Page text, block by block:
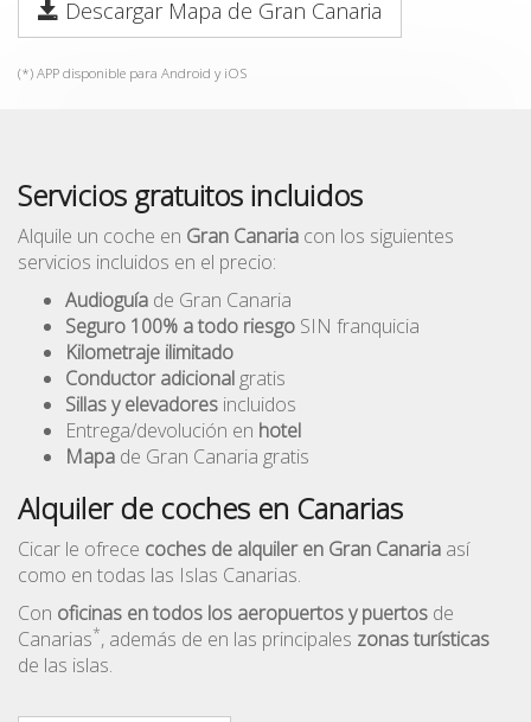
Descargar Mapa de Gran Canaria
(*) APP disponible para Android y iOS
Servicios gratuitos incluidos
Alquile un coche en Gran Canaria con los siguientes
servicios incluidos en el precio:
Audioguía de Gran Canaria
Seguro 100% a todo riesgo SIN franquicia
Kilometraje ilimitado
Conductor adicional gratis
Sillas y elevadores incluidos
Entrega/devolución en hotel
Mapa de Gran Canaria gratis
Alquiler de coches en Canarias
Cicar le ofrece coches de alquiler en Gran Canaria así
como en todas las Islas Canarias.
Con oficinas en todos los aeropuertos y puertos de
Canarias*, además de en las principales zonas turísticas
de las islas.